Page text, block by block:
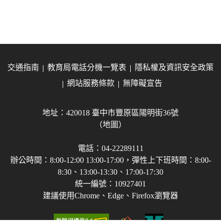
交通指南 教育局電話分機一覽表
隱私權及資訊安全政策
網站服務條款
無障礙宣告
地址：420018 臺中市豐原區陽明街36號
（地圖）
電話：04-22289111
辦公時間：8:00-12:00 13:00-17:00，彈性上下班時間：8:00-
8:30、13:00-13:30、17:00-17:30
統一編號：10927401
建議使用Chrome、Edge、Firefox瀏覽器